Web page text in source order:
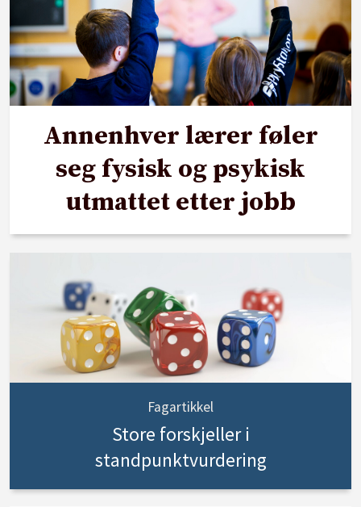
Annenhver lærer føler
seg fysisk og psykisk
utmattet etter jobb
Fagartikkel
Store forskjeller i
standpunktvurdering